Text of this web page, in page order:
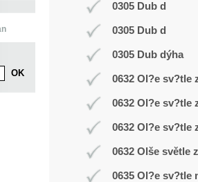
0305 Dub d
0305 Dub d
0305 Dub dýha
0632 Ol?e sv?tle
0632 Ol?e sv?tle
0632 Ol?e sv?tle
0632 Olše světle
0635 Ol?e sv?tle